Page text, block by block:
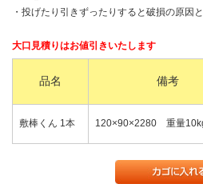
・投げたり引きずったりすると破損の原因と
大口見積りはお値引きいたします
品名 備考
敷棒くん 1本 120×90×2280 重量